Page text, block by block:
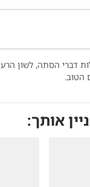
דברי הסתה, לשון הרע
הטוב.
אותך: